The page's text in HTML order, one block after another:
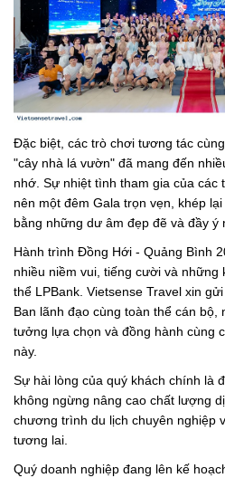
Đặc biệt, các trò chơi tương tác
"cây nhà lá vườn" đã mang đến
nhớ. Sự nhiệt tình tham gia của các
nên một đêm Gala trọn vẹn, khép
bằng những dư âm đẹp đẽ và đầy ý
Hành trình Đồng Hới - Quảng Bình
nhiều niềm vui, tiếng cười và
thể LPBank. Vietsense Travel xin
Ban lãnh đạo cùng toàn thể cán bộ,
tưởng lựa chọn và đồng hành cùng
này.
Sự hài lòng của quý khách chính là
không ngừng nâng cao chất lượng
chương trình du lịch chuyên nghiệp
tương lai.
Quý doanh nghiệp đang lên kế